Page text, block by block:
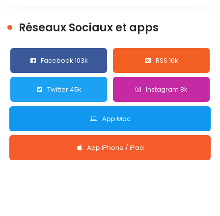
Réseaux Sociaux et apps
Facebook 103k RSS 16k
Twitter 45k Instagram 8k
App Mac
App iPhone / iPad